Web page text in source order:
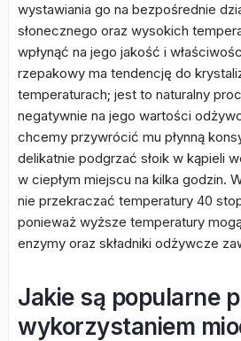
wystawiania go na bezpośrednie
słonecznego oraz wysokich
wpłynąć na jego jakość i
rzepakowy ma tendencję do
temperaturach; jest to naturalny
negatywnie na jego wartości
chcemy przywrócić mu płynną
delikatnie podgrzać słoik w kąpieli
w ciepłym miejscu na kilka godzin.
nie przekraczać temperatury 40
ponieważ wyższe temperatury
enzymy oraz składniki odżywcze
Jakie są popularne
wykorzystaniem